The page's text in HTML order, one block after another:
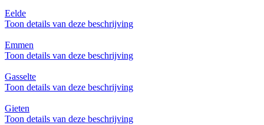
Eelde
Toon details van deze beschrijving
Emmen
Toon details van deze beschrijving
Gasselte
Toon details van deze beschrijving
Gieten
Toon details van deze beschrijving